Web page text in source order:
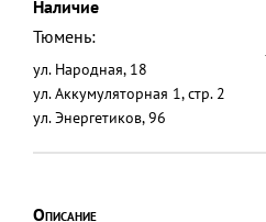
Наличие
Тюмень:
ул. Народная, 18
ул. Аккумуляторная 1, стр. 2
ул. Энергетиков, 96
Описание